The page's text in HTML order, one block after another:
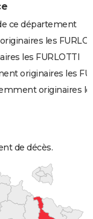
ce département
les
les FURLOTTI
originaires les
originaires
de décès.